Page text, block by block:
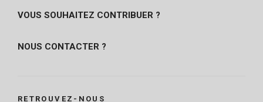
VOUS SOUHAITEZ CONTRIBUER ?
NOUS CONTACTER ?
RETROUVEZ-NOUS